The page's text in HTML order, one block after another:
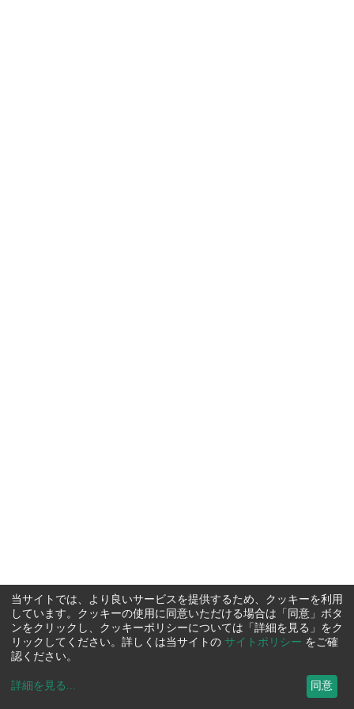
当サイトでは、より良いサービスを提供するため、クッキーを利用
しています。クッキーの使用に同意いただける場合は「同意」ボタ
ンをクリックし、クッキーポリシーについては「詳細を見る」をク
リックしてください。詳しくは当サイトの サイトポリシー をご確
認ください。
詳細を見る ... 同意